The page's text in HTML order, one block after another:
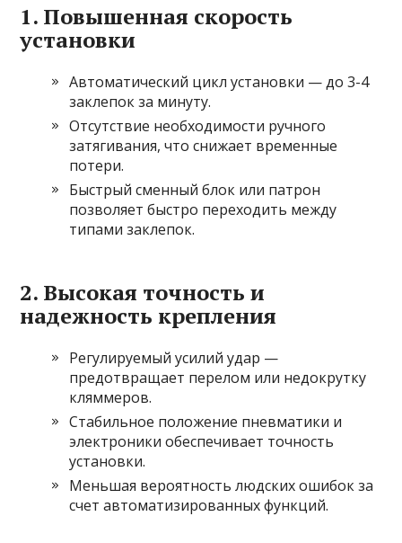
1. Повышенная скорость
установки
Автоматический цикл установки — до 3-4
заклепок за минуту.
Отсутствие необходимости ручного
затягивания, что снижает временные
потери.
Быстрый сменный блок или патрон
позволяет быстро переходить между
типами заклепок.
2. Высокая точность и
надежность крепления
Регулируемый усилий удар —
предотвращает перелом или недокрутку
кляммеров.
Стабильное положение пневматики и
электроники обеспечивает точность
установки.
Меньшая вероятность людских ошибок за
счет автоматизированных функций.